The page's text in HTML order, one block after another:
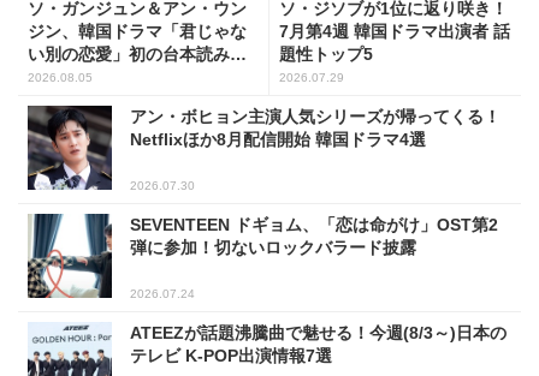
ソ・ガンジュン＆アン・ウン
ジン、韓国ドラマ「君じゃな
い別の恋愛」初の台本読み合
わせで抜群のケミ
2026.08.05
ソ・ジソブが1位に返り咲き！
7月第4週 韓国ドラマ出演者 話
題性トップ5
2026.07.29
アン・ボヒョン主演人気シリーズが帰ってくる！
Netflixほか8月配信開始 韓国ドラマ4選
2026.07.30
SEVENTEEN ドギョム、「恋は命がけ」OST第2
弾に参加！切ないロックバラード披露
2026.07.24
ATEEZが話題沸騰曲で魅せる！今週(8/3～)日本の
テレビ K-POP出演情報7選